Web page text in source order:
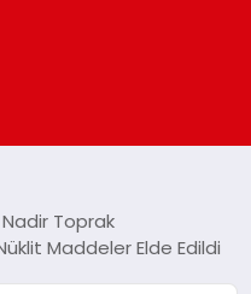
Toprak
Maddeler Elde Edildi